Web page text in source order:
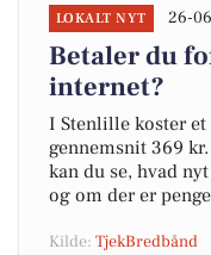
LOKALT NYT 26-
Betaler du
internet?
I Stenlille koster
gennemsnit 369
kan du se, hvad
og om der er
Kilde: TjekBredbånd